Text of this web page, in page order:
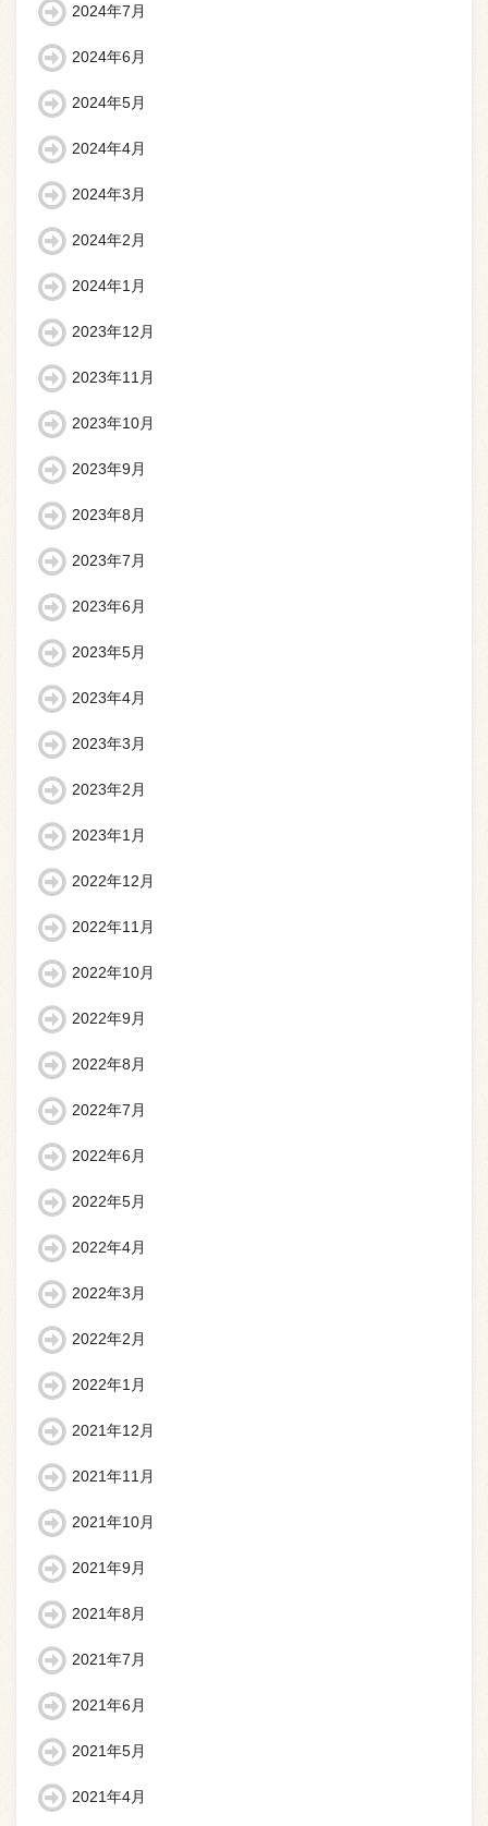
2024年7月
2024年6月
2024年5月
2024年4月
2024年3月
2024年2月
2024年1月
2023年12月
2023年11月
2023年10月
2023年9月
2023年8月
2023年7月
2023年6月
2023年5月
2023年4月
2023年3月
2023年2月
2023年1月
2022年12月
2022年11月
2022年10月
2022年9月
2022年8月
2022年7月
2022年6月
2022年5月
2022年4月
2022年3月
2022年2月
2022年1月
2021年12月
2021年11月
2021年10月
2021年9月
2021年8月
2021年7月
2021年6月
2021年5月
2021年4月